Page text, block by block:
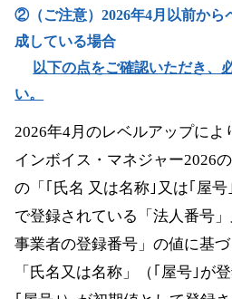
②（ご注意）2026年4月以前から
成している場合
以下の点をご確認いただき、
い。
2026年4月のレベルアップに
インボイス・マネジャー2026
の「｢氏名 又は名称｣又は｢屋
で登録されている「法人番号
事業者の登録番号」の値に基
「氏名又は名称」（｢屋号｣が